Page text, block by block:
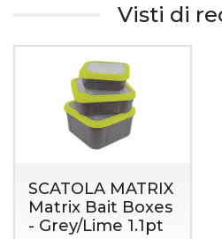
Visti di
SCATOLA MATRIX
Matrix Bait Boxes
- Grey/Lime 1.1pt